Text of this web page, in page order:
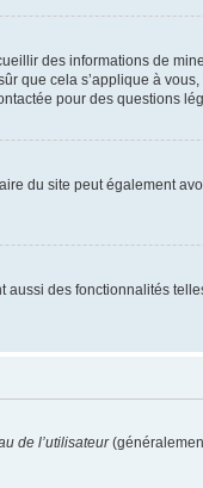
des informations de
que cela s’applique à
pour des questions
du site peut également
des fonctionnalités
de l’utilisateur